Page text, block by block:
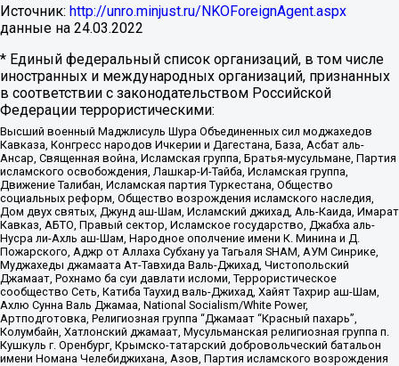
Источник: http://unro.minjust.ru/NKOForeignAgent.aspx
данные на 24.03.2022
* Единый федеральный список организаций, в том числе
иностранных и международных организаций, признанных
в соответствии с законодательством Российской
Федерации террористическими:
Высший военный Маджлисуль Шура Объединенных сил моджахедов
Кавказа, Конгресс народов Ичкерии и Дагестана, База, Асбат аль-
Ансар, Священная война, Исламская группа, Братья-мусульмане, Партия
исламского освобождения, Лашкар-И-Тайба, Исламская группа,
Движение Талибан, Исламская партия Туркестана, Общество
социальных реформ, Общество возрождения исламского наследия,
Дом двух святых, Джунд аш-Шам, Исламский джихад, Аль-Каида, Имарат
Кавказ, АБТО, Правый сектор, Исламское государство, Джабха аль-
Нусра ли-Ахль аш-Шам, Народное ополчение имени К. Минина и Д.
Пожарского, Аджр от Аллаха Субхану уа Тагьаля SHAM, АУМ Синрике,
Муджахеды джамаата Ат-Тавхида Валь-Джихад, Чистопольский
Джамаат, Рохнамо ба суи давлати исломи, Террористическое
сообщество Сеть, Катиба Таухид валь-Джихад, Хайят Тахрир аш-Шам,
Ахлю Сунна Валь Джамаа, National Socialism/White Power,
Артподготовка, Религиозная группа “Джамаат “Красный пахарь”,
Колумбайн, Хатлонский джамаат, Мусульманская религиозная группа п.
Кушкуль г. Оренбург, Крымско-татарский добровольческий батальон
имени Номана Челебиджихана, Азов, Партия исламского возрождения